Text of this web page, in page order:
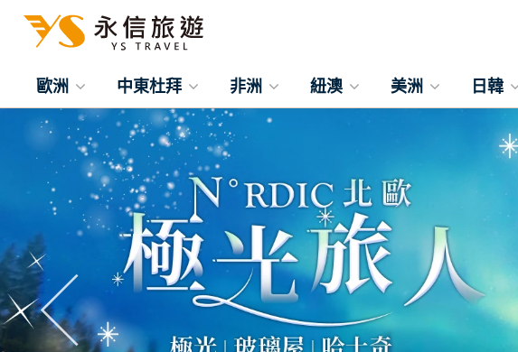
歐洲 中東杜拜 非洲 紐澳 美洲 日韓
往前